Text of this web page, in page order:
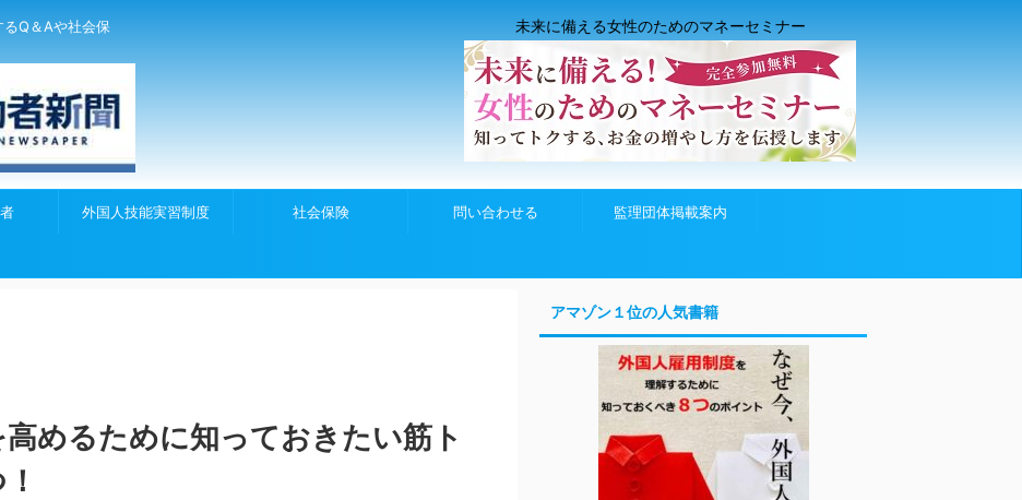
Q＆Aや社会保
未来に備える女性のためのマネーセミナー
外国人技能実習制度 社会保険 問い合わせる 監理団体掲載案内
めるために知っておきたい筋ト
アマゾン１位の人気書籍